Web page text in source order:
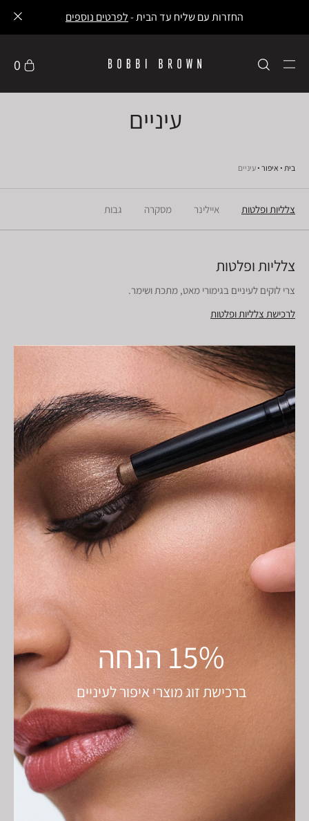
החזרות עם שליח עד הבית -לפרטים נוספים
0
עיניים
בית איפור עיניים
צלליות ופלטות איילינר מסקרה גבות
צלליות ופלטות
צרי לוקים לעיניים בגימורי מאט, מתכת ושימר.
לרכישת צלליות ופלטות
15% הנחה
ברכישת זוג מוצרי איפור לעיניים